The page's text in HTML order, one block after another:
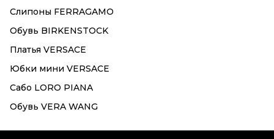
Слипоны FERRAGAMO
Обувь BIRKENSTOCK
Платья VERSACE
Юбки мини VERSACE
Сабо LORO PIANA
Обувь VERA WANG